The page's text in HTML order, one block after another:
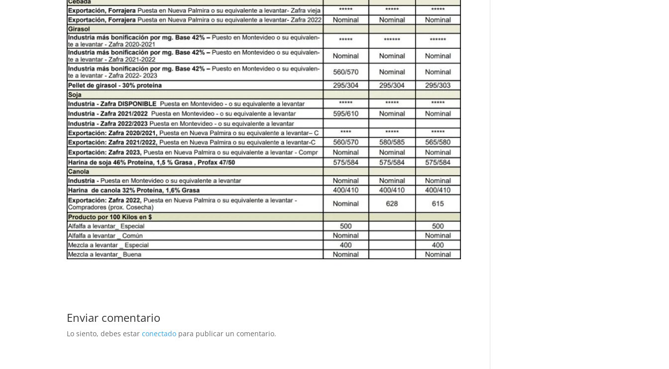
Enviar comentario
Lo siento, debes estarconectado para publicar un comentario.